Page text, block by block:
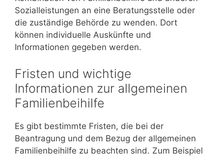
Sozialleistungen an eine Beratungsstelle oder
die zuständige Behörde zu wenden. Dort
können individuelle Auskünfte und
Informationen gegeben werden.
Fristen und wichtige
Informationen zur allgemeinen
Familienbeihilfe
Es gibt bestimmte Fristen, die bei der
Beantragung und dem Bezug der allgemeinen
Familienbeihilfe zu beachten sind. Zum Beispiel